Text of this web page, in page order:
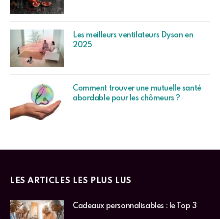
Les meilleurs ventilateurs Dyson en
2025
Comment trouver une mutuelle santé
abordable pour les chômeurs ?
LES ARTICLES LES PLUS LUS
Cadeaux personnalisables : le Top 3